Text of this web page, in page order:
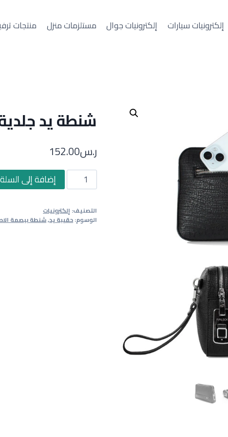
إلكترونيات سيارات إلكترونيات جوال مستلزمات منزل منتجات
شنطة يد
ر.س152.00
كمية
شنطة
جلدية
بقفل
إضافة إلى السلة
التصنيف: إلكترونيات
الوسوم:حقيبة يد,شنطة ببصمة